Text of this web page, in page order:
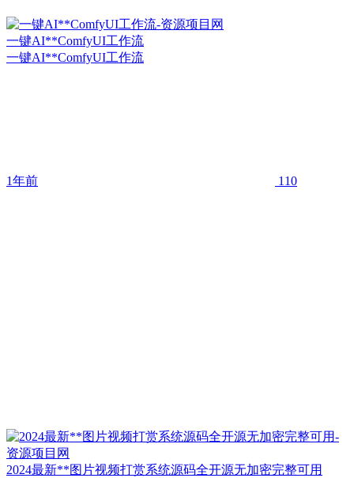
一键AI**ComfyUI工作流
一键AI**ComfyUI工作流
1年前 110
2024最新**图片视频打赏系统源码全开源无加密完整可用